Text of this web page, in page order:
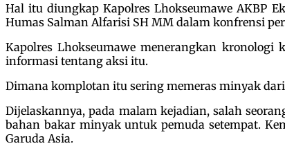
Hal itu diungkap Kapolres Lhokseumawe AKBP
Humas Salman Alfarisi SH MM dalam konfrensi
Kapolres Lhokseumawe menerangkan kronologi
informasi tentang aksi itu.
Dimana komplotan itu sering memeras minyak
Dijelaskannya, pada malam kejadian, salah
bahan bakar minyak untuk pemuda setempat.
Garuda Asia.